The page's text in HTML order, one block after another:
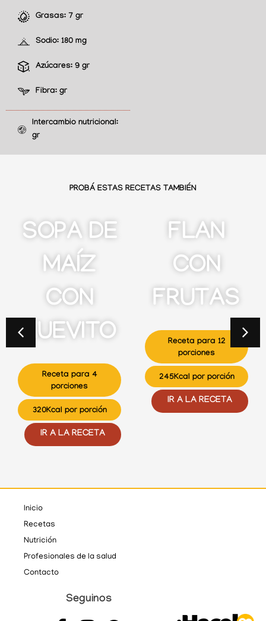
Grasas: 7 gr
Sodio: 180 mg
Azúcares: 9 gr
Fibra: gr
Intercambio nutricional:
gr
PROBÁ ESTAS RECETAS TAMBIÉN
SOPA DE
MAÍZ
CON
HUEVITO
Receta para 4
porciones
320Kcal por porción
IR A LA RECETA
FLAN
CON
FRUTAS
Receta para 12
porciones
245Kcal por porción
IR A LA RECETA
Inicio
Recetas
Nutrición
Profesionales de la salud
Contacto
Seguinos